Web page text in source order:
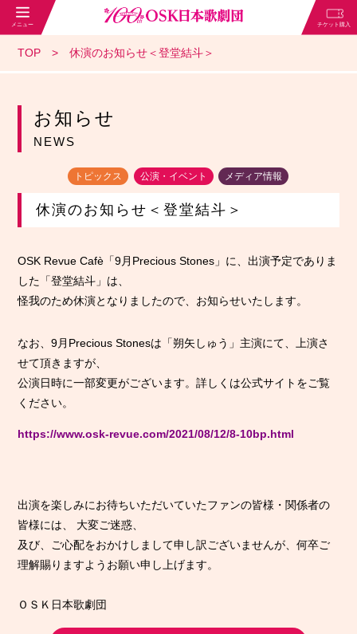
TOP 休演のお知らせ＜登堂結斗＞
お知らせ
NEWS
トピックス 公演・イベント メディア情報
休演のお知らせ＜登堂結斗＞
OSK Revue Cafè「9月Precious Stones」に、出演予定でありま
した「登堂結斗」は、
怪我のため休演となりましたので、お知らせいたします。
なお、9月Precious Stonesは「朔矢しゅう」主演にて、上演さ
せて頂きますが、
公演日時に一部変更がございます。詳しくは公式サイトをご覧
ください。
https://www.osk-revue.com/2021/08/12/8-10bp.html
出演を楽しみにお待ちいただいていたファンの皆様・関係者の
皆様には、 大変ご迷惑、
及び、ご心配をおかけしまして申し訳ございませんが、何卒ご
理解賜りますようお願い申し上げます。
ＯＳＫ日本歌劇団